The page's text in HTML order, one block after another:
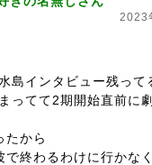
2023
島インタビュー残って
ってて2期開始直前に
たから
で終わるわけに行かな